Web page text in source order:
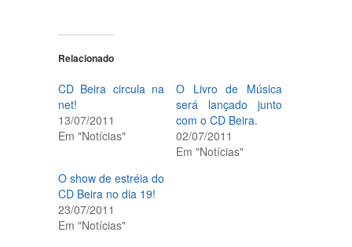
Relacionado
CD Beira circula na
net!
13/07/2011
Em "Notícias"
O Livro de Música
será lançado junto
com o CD Beira.
02/07/2011
Em "Notícias"
O show de estréia do
CD Beira no dia 19!
23/07/2011
Em "Notícias"